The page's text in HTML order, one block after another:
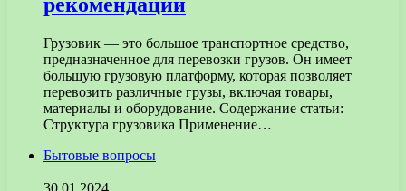
Грузовик — это большое транспортное средство,
предназначенное для перевозки грузов. Он имеет
большую грузовую платформу, которая позволяет
перевозить различные грузы, включая товары,
материалы и оборудование. Содержание статьи:
Структура грузовика Применение…
Бытовые вопросы
30.01.2024